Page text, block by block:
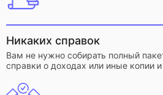
Никаких справок
Вам не нужно собирать полный
справки о доходах или иные копии